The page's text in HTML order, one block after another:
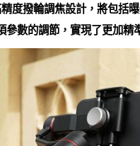
度撥輪調焦設計，將包括
數的調節，實現了更加精